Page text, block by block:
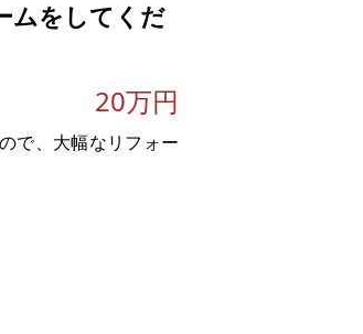
ムをしてくだ
20万円
で、大幅なリフォー